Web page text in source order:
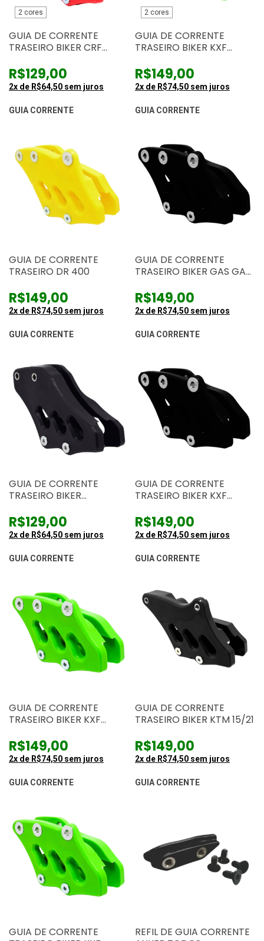
2 cores
GUIA DE CORRENTE
TRASEIRO BIKER CRF
R$129,00
2x de R$64,50 sem juros
GUIA CORRENTE
2 cores
GUIA DE CORRENTE
TRASEIRO BIKER KXF
R$149,00
2x de R$74,50 sem juros
GUIA CORRENTE
GUIA DE CORRENTE
TRASEIRO DR 400
R$149,00
2x de R$74,50 sem juros
GUIA CORRENTE
GUIA DE CORRENTE
TRASEIRO BIKER GAS GAS
R$149,00
2x de R$74,50 sem juros
GUIA CORRENTE
GUIA DE CORRENTE
TRASEIRO BIKER
R$129,00
2x de R$64,50 sem juros
GUIA CORRENTE
GUIA DE CORRENTE
TRASEIRO BIKER KXF
R$149,00
2x de R$74,50 sem juros
GUIA CORRENTE
GUIA DE CORRENTE
TRASEIRO BIKER KXF
R$149,00
2x de R$74,50 sem juros
GUIA CORRENTE
GUIA DE CORRENTE
TRASEIRO BIKER KTM 15/21
R$149,00
2x de R$74,50 sem juros
GUIA CORRENTE
GUIA DE CORRENTE
REFIL DE GUIA CORRENTE